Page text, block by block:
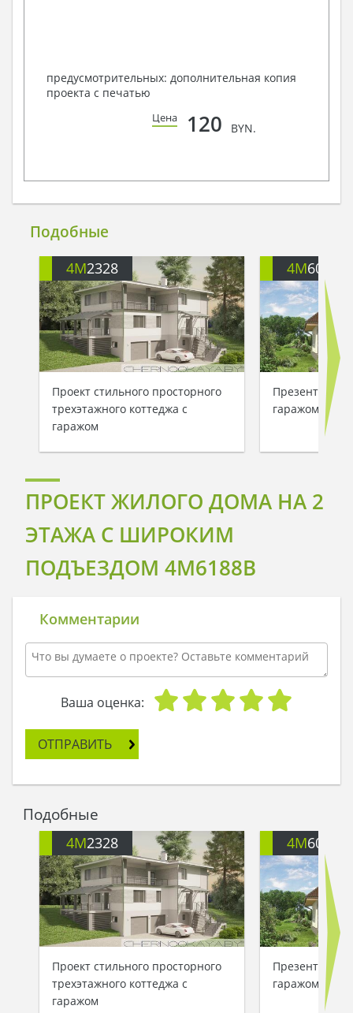
предусмотрительных: дополнительная копия
проекта с печатью
Цена 120 BYN.
Подобные
4M2328
Проект стильного просторного
трехэтажного коттеджа с
гаражом
4M6094
гаражом на 1
ПРОЕКТ ЖИЛОГО ДОМА НА 2
ЭТАЖА С ШИРОКИМ
ПОДЪЕЗДОМ 4M6188B
Комментарии
Ваша оценка:
ОТПРАВИТЬ
Подобные
4M2328
Проект стильного просторного
трехэтажного коттеджа с
гаражом
4M6094
гаражом на 1